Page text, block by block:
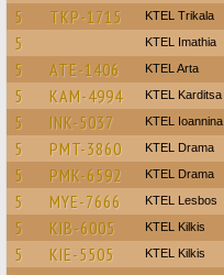
5 TKP-1715 ΚΤΕL Τrikala
5 KTEL Imathia
5 ATE-1406 KTEL Arta
5 KAM-4994 ΚΤΕL Karditsa
5 INK-5037 KTEL Ioannina
5 PMT-3860 KTEL Drama
5 PMK-6592 KTEL Drama
5 MYE-7666 KTEL Lesbos
5 KIB-6005 KTEL Kilkis
5 KIE-5505 KTEL Kilkis